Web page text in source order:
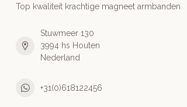
Top kwaliteit krachtige magneet armbanden
Stuwmeer 130
3994 hs Houten
Nederland
+31(0)618122456